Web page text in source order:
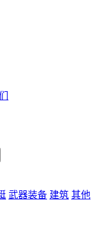
武器装备 建筑 其他